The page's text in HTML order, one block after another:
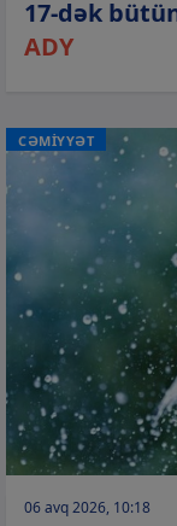
17-dək
ADY
CƏMİYYƏT
06 avq 2026, 10:18